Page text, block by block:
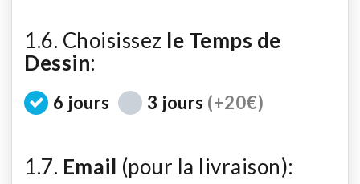
1.6. Choisissez le Temps de
Dessin:
6 jours 3 jours (+20€)
1.7. Email (pour la livraison):